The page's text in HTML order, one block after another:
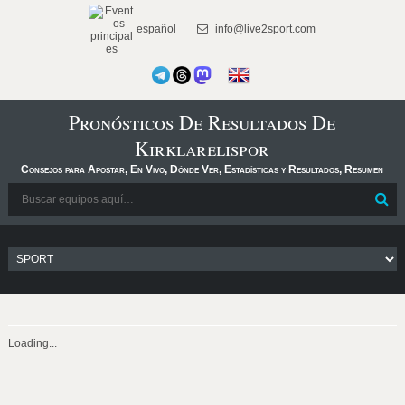
español info@live2sport.com
Pronósticos De Resultados De
Kirklarelispor
Consejos para Apostar, En Vivo, Dónde Ver, Estadísticas y Resultados, Resumen
Loading...